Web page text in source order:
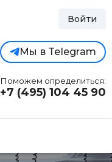
Войти
Мы в Telegram
Поможем определиться:
+7 (495) 104 45 90